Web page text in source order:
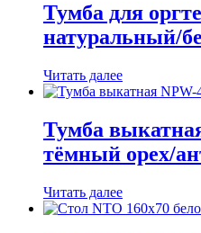
Тумба для
натуральный/
Читать далее
Тумба
тёмный орех/
Читать далее